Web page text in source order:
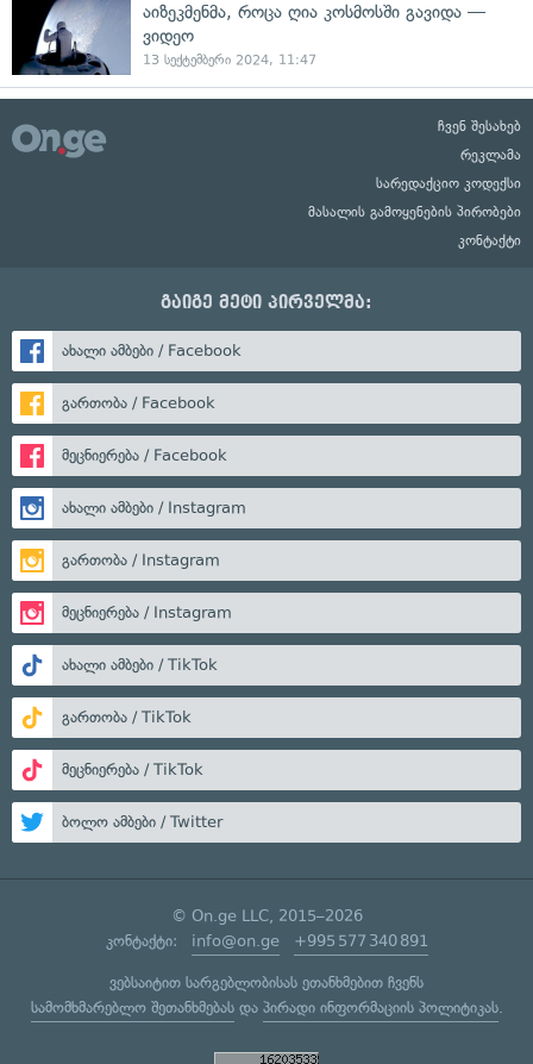
აიზეკმენმა, როცა ღია კოსმოსში გავიდა —
ვიდეო
13 სექტემბერი 2024, 11:47
ჩვენ შესახებ
რეკლამა
სარედაქციო კოდექსი
მასალის გამოყენების პირობები
კონტაქტი
გაიგე მეტი პირველმა:
ახალი ამბები / Facebook
გართობა / Facebook
მეცნიერება / Facebook
ახალი ამბები / Instagram
გართობა / Instagram
მეცნიერება / Instagram
ახალი ამბები / TikTok
გართობა / TikTok
მეცნიერება / TikTok
ბოლო ამბები / Twitter
© On.ge LLC, 2015–2026
კონტაქტი: info@on.ge +995 577 340 891
ვებსაიტით სარგებლობისას ეთანხმებით ჩვენს
სამომხმარებლო შეთანხმებასდა პირადი ინფორმაციის პოლიტიკას.